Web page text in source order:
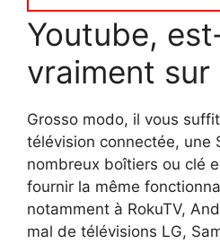
Youtube,
vraiment sur
Grosso modo, il vous
télévision connectée, une
nombreux boîtiers ou clé
fournir la même
notamment à RokuTV,
mal de télévisions LG,